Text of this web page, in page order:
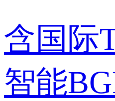
含国际
智能